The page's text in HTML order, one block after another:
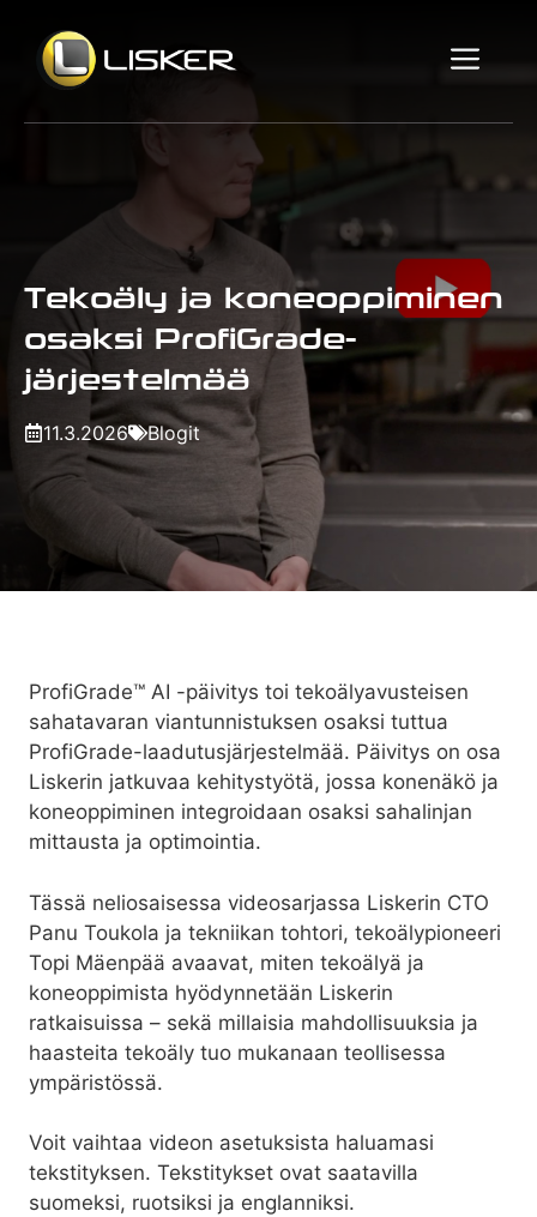
sisältöön
Tekoäly ja koneoppiminen
osaksi ProfiGrade-
järjestelmää
11.3.2026 Blogit
ProfiGrade™ AI -päivitys toi tekoälyavusteisen
sahatavaran viantunnistuksen osaksi tuttua
ProfiGrade-laadutusjärjestelmää. Päivitys on osa
Liskerin jatkuvaa kehitystyötä, jossa konenäkö ja
koneoppiminen integroidaan osaksi sahalinjan
mittausta ja optimointia.
Tässä neliosaisessa videosarjassa Liskerin CTO
Panu Toukola ja tekniikan tohtori, tekoälypioneeri
Topi Mäenpää avaavat, miten tekoälyä ja
koneoppimista hyödynnetään Liskerin
ratkaisuissa – sekä millaisia mahdollisuuksia ja
haasteita tekoäly tuo mukanaan teollisessa
ympäristössä.
Voit vaihtaa videon asetuksista haluamasi
tekstityksen. Tekstitykset ovat saatavilla
suomeksi, ruotsiksi ja englanniksi.